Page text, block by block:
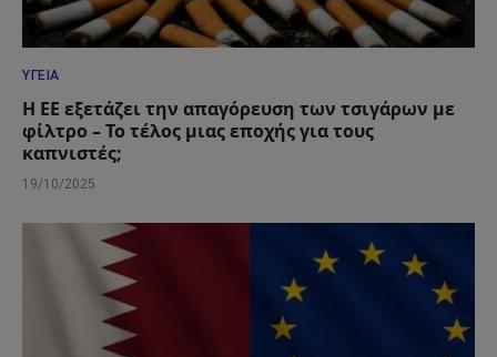
ΥΓΕΊΑ
Η ΕΕ εξετάζει την απαγόρευση των τσιγάρων με
φίλτρο – Το τέλος μιας εποχής για τους
καπνιστές;
19/10/2025